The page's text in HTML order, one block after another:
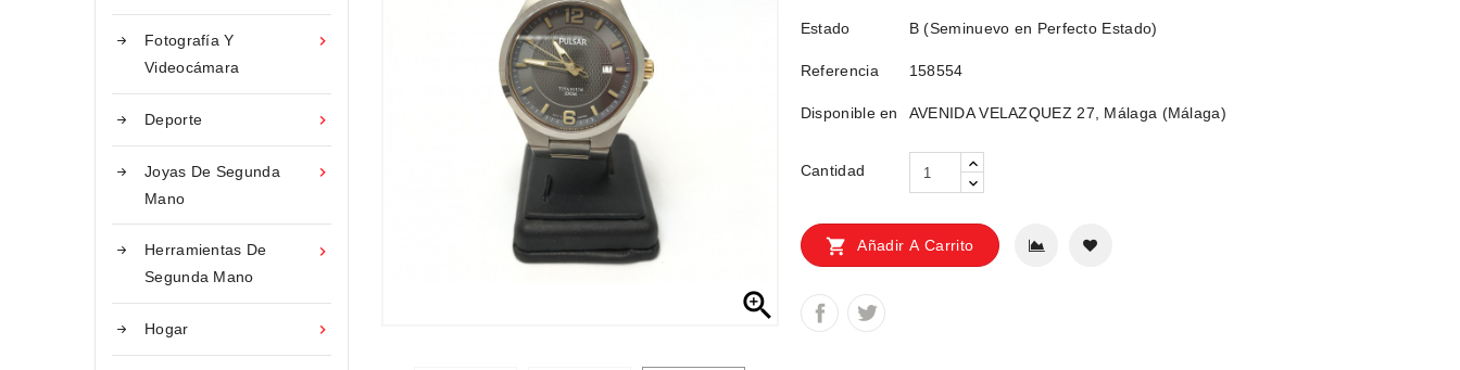

Fotografía Y
Videocámara

Deporte

Joyas De Segunda
Mano

Herramientas De
Segunda Mano

Hogar

Estado B (Seminuevo en Perfecto Estado)
Referencia 158554
Disponible en AVENIDA VELAZQUEZ 27, Málaga (Málaga)
Cantidad
 Añadir A Carrito